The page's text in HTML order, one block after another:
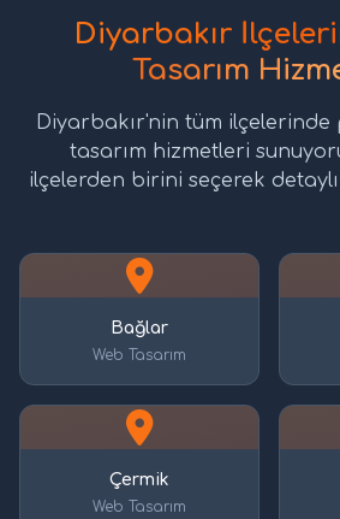
Diyarbakır
Tasarım
Diyarbakır'nin tüm ilçelerinde
tasarım hizmetleri
ilçelerden birini seçerek
Bağlar
Web Tasarım
Çermik
Web Tasarım